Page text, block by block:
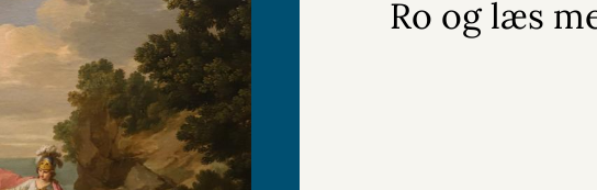
Ro og læs